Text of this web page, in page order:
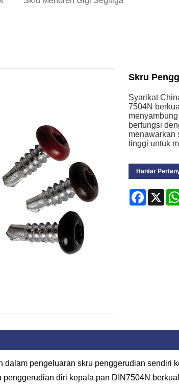
Skru
Syarikat
7504N
berfungsi
menawarkan
tinggi untuk
Hantar
X
dalam pengeluaran skru penggerudian
diri kepala pan DIN7504N